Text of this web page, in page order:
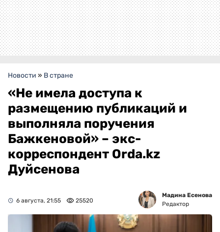
Новости » В стране
«Не имела доступа к
размещению публикаций и
выполняла поручения
Бажкеновой» – экс-
корреспондент Orda.kz
Дуйсенова
6 августа, 21:55 25520
Мадина Есенова
Редактор